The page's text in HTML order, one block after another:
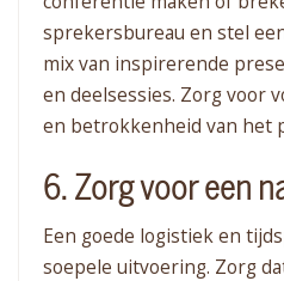
sprekersbureau en stel
mix van inspirerende
en deelsessies. Zorg voor
en betrokkenheid van het
6. Zorg voor een
Een goede logistiek en
soepele uitvoering. Zorg